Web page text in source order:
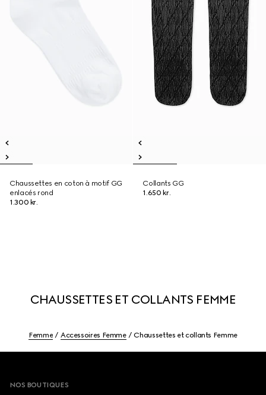
Chaussettes en coton à motif GG
enlacés rond
1.300 kr.
Collants GG
1.650 kr.
CHAUSSETTES ET COLLANTS FEMME
Femme Accessoires Femme Chaussettes et collants Femme
NOS BOUTIQUES